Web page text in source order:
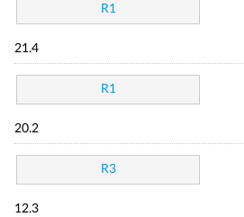
R1
21.4
R1
20.2
R3
12.3